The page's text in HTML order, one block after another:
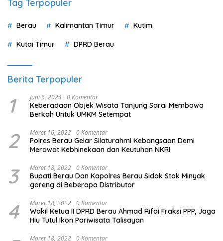
Tag Terpopuler
Berau Kalimantan Timur Kutim
Kutai Timur DPRD Berau
Berita Terpopuler
1 Juni 6, 2024 0 Komentar
Keberadaan Objek Wisata Tanjung Sarai Membawa
Berkah Untuk UMKM Setempat
2 Maret 16, 2022 0 Komentar
Polres Berau Gelar Silaturahmi Kebangsaan Demi
Merawat Kebhinekaan dan Keutuhan NKRI
3 Maret 18, 2022 0 Komentar
Bupati Berau Dan Kapolres Berau Sidak Stok Minyak
goreng di Beberapa Distributor
4 Maret 18, 2022 0 Komentar
Wakil Ketua II DPRD Berau Ahmad Rifai Fraksi PPP, Jaga
Hiu Tutul Ikon Pariwisata Talisayan
Maret 18, 2022 0 Komentar